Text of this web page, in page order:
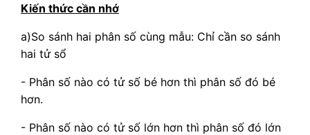
Kiến thức cần nhớ
a)So sánh hai phân số cùng mẫu: Chỉ cần so sánh
hai tử sổ
- Phân số nào có tử số bé hơn thì phân số đó bé
hơn.
- Phân số nào có tử số lớn hơn thì phân số đó lớn